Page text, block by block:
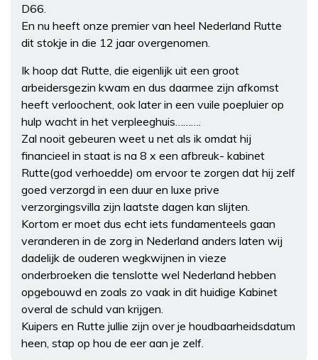
D66.
En nu heeft onze premier van heel Nederland Rutte
dit stokje in die 12 jaar overgenomen.
Ik hoop dat Rutte, die eigenlijk uit een groot
arbeidersgezin kwam en dus daarmee zijn afkomst
heeft verloochent, ook later in een vuile poepluier op
hulp wacht in het verpleeghuis……….
Zal nooit gebeuren weet u net als ik omdat hij
financieel in staat is na 8 x een afbreuk- kabinet
Rutte(god verhoedde) om ervoor te zorgen dat hij zelf
goed verzorgd in een duur en luxe prive
verzorgingsvilla zijn laatste dagen kan slijten.
Kortom er moet dus echt iets fundamenteels gaan
veranderen in de zorg in Nederland anders laten wij
dadelijk de ouderen wegkwijnen in vieze
onderbroeken die tenslotte wel Nederland hebben
opgebouwd en zoals zo vaak in dit huidige Kabinet
overal de schuld van krijgen.
Kuipers en Rutte jullie zijn over je houdbaarheidsdatum
heen, stap op hou de eer aan je zelf.